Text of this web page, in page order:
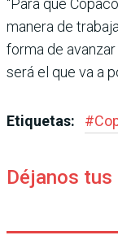
“Para que
manera de
forma de
será el que va a
Etiquetas: #
Déjanos